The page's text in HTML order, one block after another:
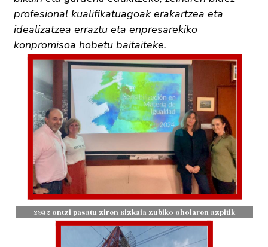
profesional kualifikatuagoak erakartzea eta
idealizatzea erraztu eta enpresarekiko
konpromisoa hobetu baitaiteke.
2952 ontzi pasatu ziren Bizkaia Zubiko oholaren azpitik